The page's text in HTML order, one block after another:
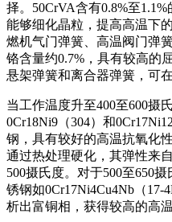
择。50CrVA含有0.8%至
能够细化晶粒，提高高温下
燃机气门弹簧、高温阀门弹
铬含量约0.7%，具有较高的
悬架弹簧和离合器弹簧，可
当工作温度升至400至600摄
0Cr18Ni9（304）和
钢，具有较好的高温抗氧化
通过热处理硬化，其弹性来
500摄氏度。对于500至650
锈钢如0Cr17Ni4Cu4Nb（
析出富铜相，获得较高的高